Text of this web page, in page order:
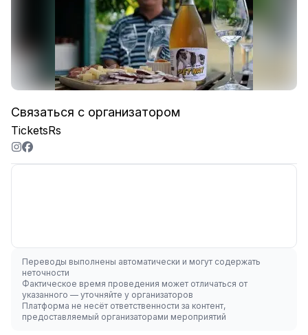
Связаться с организатором
TicketsRs
Переводы выполнены автоматически и могут содержать
неточности
Фактическое время проведения может отличаться от
указанного — уточняйте у организаторов
Платформа не несёт ответственности за контент,
предоставляемый организаторами мероприятий